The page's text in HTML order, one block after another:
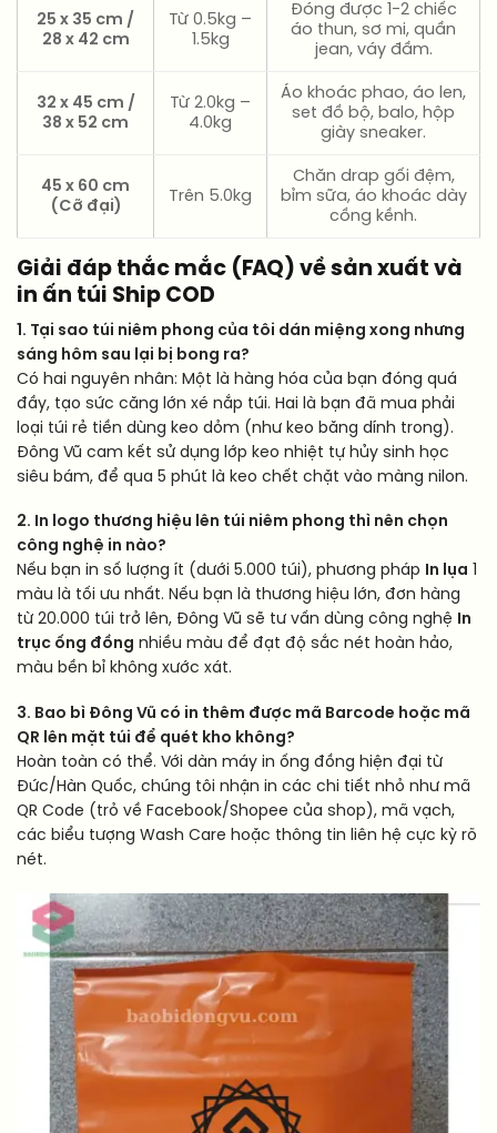
25 x 35 cm /
28 x 42 cm
Từ 0.5kg –
1.5kg
Đóng được 1-2 chiếc
áo thun, sơ mi, quần
jean, váy đầm.
32 x 45 cm /
38 x 52 cm
Từ 2.0kg –
4.0kg
Áo khoác phao, áo len,
set đồ bộ, balo, hộp
giày sneaker.
45 x 60 cm
(Cỡ đại)
Trên 5.0kg
Chăn drap gối đệm,
bỉm sữa, áo khoác dày
cồng kềnh.
Giải đáp thắc mắc (FAQ) về sản xuất và
in ấn túi Ship COD
1. Tại sao túi niêm phong của tôi dán miệng xong nhưng
sáng hôm sau lại bị bong ra?
Có hai nguyên nhân: Một là hàng hóa của bạn đóng quá
đầy, tạo sức căng lớn xé nắp túi. Hai là bạn đã mua phải
loại túi rẻ tiền dùng keo dỏm (như keo băng dính trong).
Đông Vũ cam kết sử dụng lớp keo nhiệt tự hủy sinh học
siêu bám, để qua 5 phút là keo chết chặt vào màng nilon.
2. In logo thương hiệu lên túi niêm phong thì nên chọn
công nghệ in nào?
Nếu bạn in số lượng ít (dưới 5.000 túi), phương pháp In lụa 1
màu là tối ưu nhất. Nếu bạn là thương hiệu lớn, đơn hàng
từ 20.000 túi trở lên, Đông Vũ sẽ tư vấn dùng công nghệ In
trục ống đồng nhiều màu để đạt độ sắc nét hoàn hảo,
màu bền bỉ không xước xát.
3. Bao bì Đông Vũ có in thêm được mã Barcode hoặc mã
QR lên mặt túi để quét kho không?
Hoàn toàn có thể. Với dàn máy in ống đồng hiện đại từ
Đức/Hàn Quốc, chúng tôi nhận in các chi tiết nhỏ như mã
QR Code (trỏ về Facebook/Shopee của shop), mã vạch,
các biểu tượng Wash Care hoặc thông tin liên hệ cực kỳ rõ
nét.